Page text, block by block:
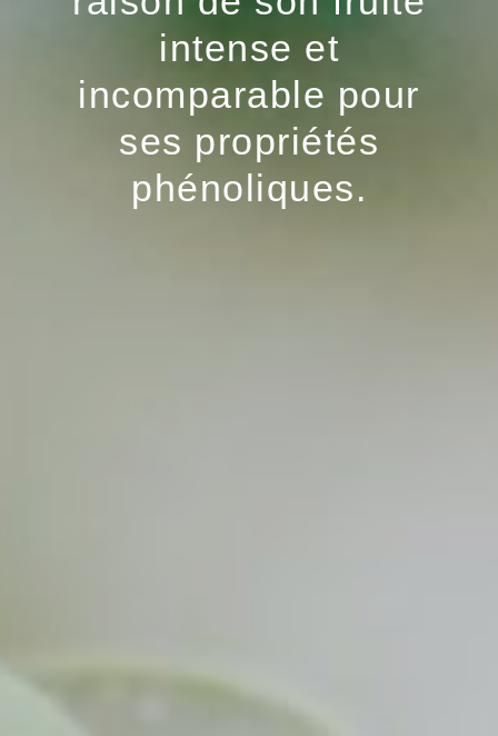
intense et
incomparable pour
ses propriétés
phénoliques.